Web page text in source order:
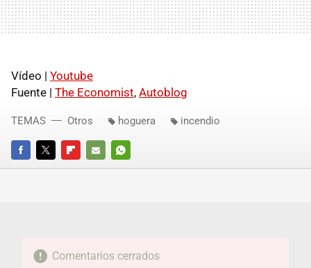
Vídeo | Youtube
Fuente | The Economist, Autoblog
FACEBOOKTWITTERFLIPBOARD
E-
WHATSAPP
TEMAS Otros hoguera incendio
Comentarios cerrados